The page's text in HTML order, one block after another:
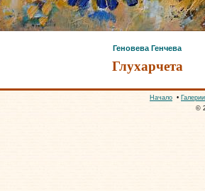
Геновева Генчева
Глухарчета
Начало • Галерии
©